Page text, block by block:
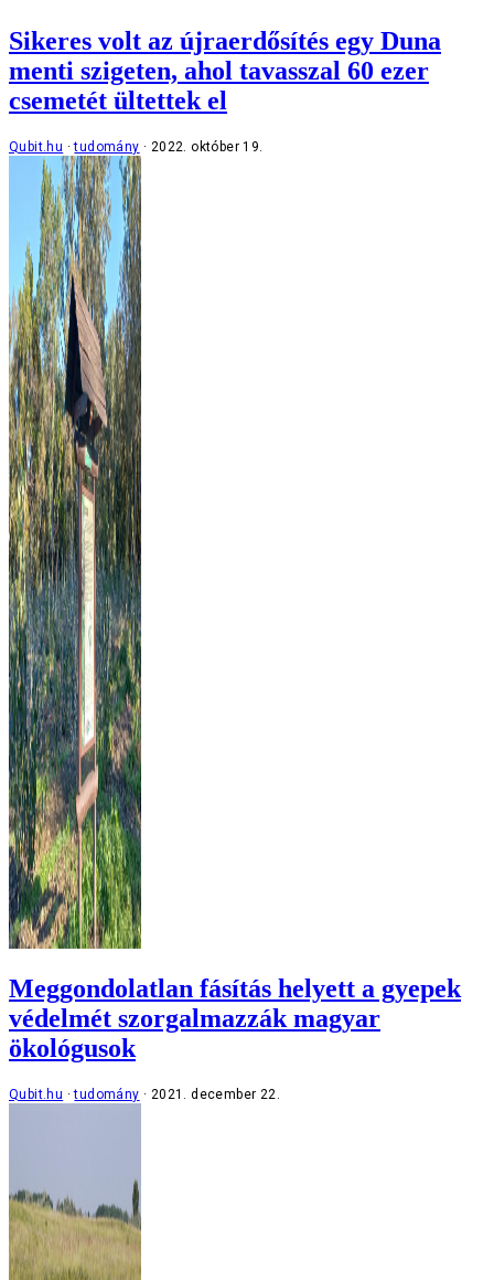
Sikeres volt az újraerdősítés egy Duna
menti szigeten, ahol tavasszal 60 ezer
csemetét ültettek el
Qubit.hu tudomány 2022. október 19.
Meggondolatlan fásítás helyett a gyepek
védelmét szorgalmazzák magyar
ökológusok
Qubit.hu tudomány 2021. december 22.